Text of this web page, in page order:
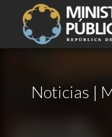
Noticias |